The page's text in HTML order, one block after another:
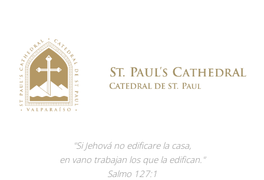
"Si Jehová no edificare la casa,
en vano trabajan los que la edifican."
Salmo 127:1